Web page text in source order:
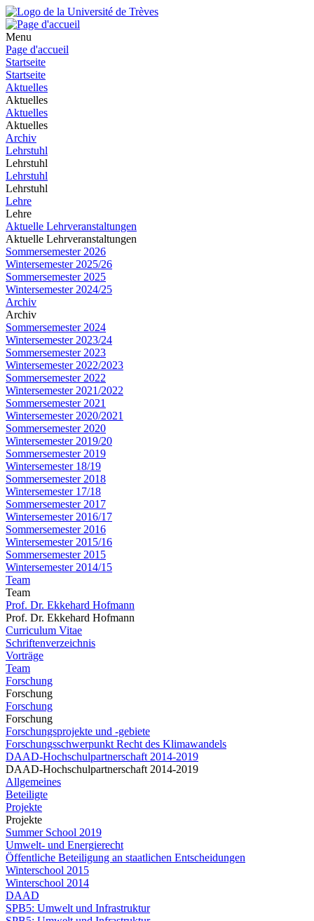
Menu
Page d'accueil
Startseite
Startseite
Aktuelles
Aktuelles
Aktuelles
Aktuelles
Archiv
Lehrstuhl
Lehrstuhl
Lehrstuhl
Lehrstuhl
Lehre
Lehre
Aktuelle Lehrveranstaltungen
Aktuelle Lehrveranstaltungen
Sommersemester 2026
Wintersemester 2025/26
Sommersemester 2025
Wintersemester 2024/25
Archiv
Archiv
Sommersemester 2024
Wintersemester 2023/24
Sommersemester 2023
Wintersemester 2022/2023
Sommersemester 2022
Wintersemester 2021/2022
Sommersemester 2021
Wintersemester 2020/2021
Sommersemester 2020
Wintersemester 2019/20
Sommersemester 2019
Wintersemester 18/19
Sommersemester 2018
Wintersemester 17/18
Sommersemester 2017
Wintersemester 2016/17
Sommersemester 2016
Wintersemester 2015/16
Sommersemester 2015
Wintersemester 2014/15
Team
Team
Prof. Dr. Ekkehard Hofmann
Prof. Dr. Ekkehard Hofmann
Curriculum Vitae
Schriftenverzeichnis
Vorträge
Team
Forschung
Forschung
Forschung
Forschung
Forschungsprojekte und -gebiete
Forschungsschwerpunkt Recht des Klimawandels
DAAD-Hochschulpartnerschaft 2014-2019
DAAD-Hochschulpartnerschaft 2014-2019
Allgemeines
Beteiligte
Projekte
Projekte
Summer School 2019
Umwelt- und Energierecht
Öffentliche Beteiligung an staatlichen Entscheidungen
Winterschool 2015
Winterschool 2014
DAAD
SPB5: Umwelt und Infrastruktur